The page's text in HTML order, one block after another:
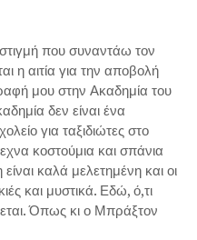
που συναντάω τον
η αιτία για την αποβολή
μου στην Ακαδημία του
δεν είναι ένα
για ταξιδιώτες στο
κοστούμια και σπάνια
καλά μελετημένη και οι
και μυστικά. Εδώ, ό,τι
Όπως κι ο Μπράξτον